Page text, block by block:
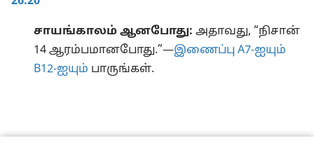
சாயங்காலம் ஆனபோது: அதாவது, “நிசான்
14 ஆரம்பமானபோது.”​—இணைப்பு A7-ஐயும்
B12-ஐயும் பாருங்கள்.